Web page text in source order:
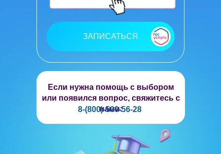
ЗАПИСАТЬСЯ
Если нужна помощь с выбором
или появился вопрос, свяжитесь с
нами:
8-(800)-500-56-28